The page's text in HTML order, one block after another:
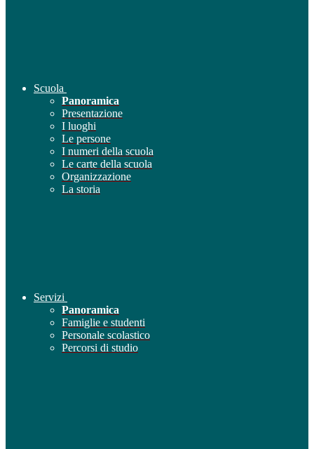
Scuola
Panoramica
Presentazione
I luoghi
Le persone
I numeri della scuola
Le carte della scuola
Organizzazione
La storia
Servizi
Panoramica
Famiglie e studenti
Personale scolastico
Percorsi di studio